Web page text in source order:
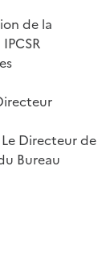
de la
Directeur de
Bureau